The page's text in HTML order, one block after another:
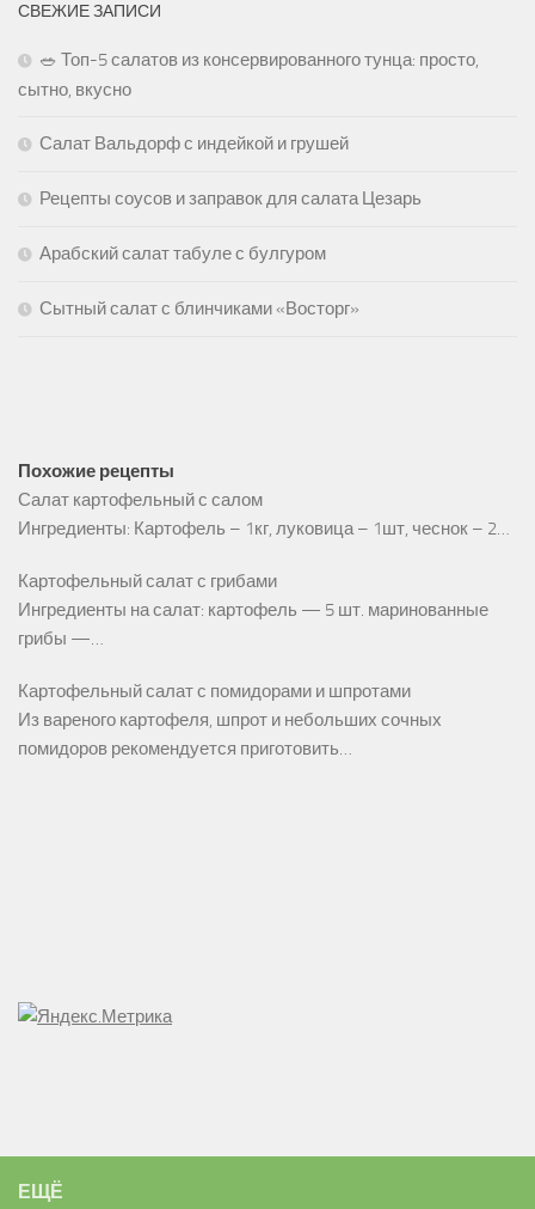
СВЕЖИЕ ЗАПИСИ
🥗 Топ-5 салатов из консервированного тунца: просто,
сытно, вкусно
Салат Вальдорф с индейкой и грушей
Рецепты соусов и заправок для салата Цезарь
Арабский салат табуле с булгуром
Сытный салат с блинчиками «Восторг»
Похожие рецепты
Салат картофельный с салом
Ингредиенты: Картофель – 1кг, луковица – 1шт, чеснок – 2…
Картофельный салат с грибами
Ингредиенты на салат: картофель — 5 шт. маринованные
грибы —…
Картофельный салат с помидорами и шпротами
Из вареного картофеля, шпрот и небольших сочных
помидоров рекомендуется приготовить…
ЕЩЁ